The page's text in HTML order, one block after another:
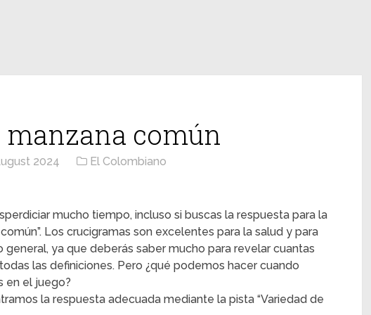
manzana común
2024 El Colombiano
mucho tiempo, incluso si buscas la respuesta para la
Los crucigramas son excelentes para la salud y para
ya que deberás saber mucho para revelar cuantas
las definiciones. Pero ¿qué podemos hacer cuando
en el juego?
la respuesta adecuada mediante la pista “Variedad de